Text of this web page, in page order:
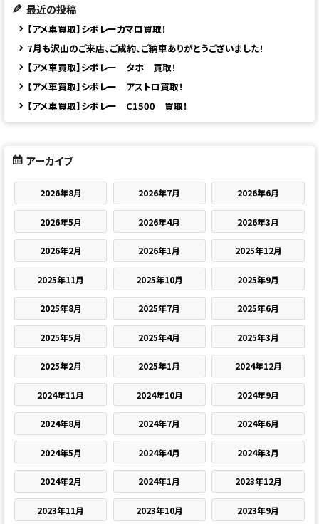
最近の投稿
【アメ車買取】シボレーカマロ買取！
7月も沢山のご来店、ご成約、ご納車ありがとうございました！
【アメ車買取】シボレー タホ 買取！
【アメ車買取】シボレー アストロ買取！
【アメ車買取】シボレー C1500 買取！
アーカイブ
2026年8月 2026年7月 2026年6月
2026年5月 2026年4月 2026年3月
2026年2月 2026年1月 2025年12月
2025年11月 2025年10月 2025年9月
2025年8月 2025年7月 2025年6月
2025年5月 2025年4月 2025年3月
2025年2月 2025年1月 2024年12月
2024年11月 2024年10月 2024年9月
2024年8月 2024年7月 2024年6月
2024年5月 2024年4月 2024年3月
2024年2月 2024年1月 2023年12月
2023年11月 2023年10月 2023年9月